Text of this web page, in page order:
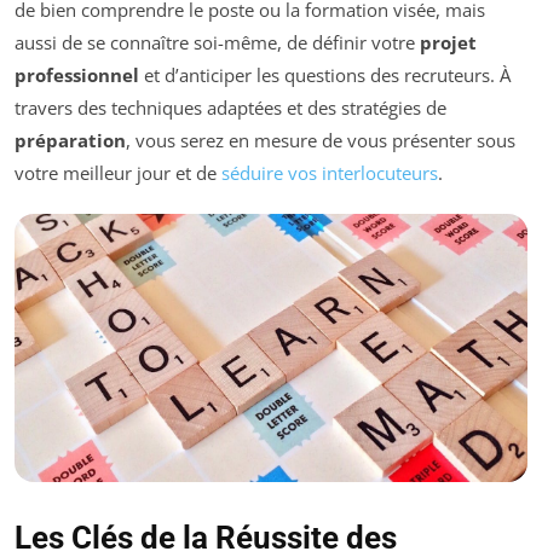
de bien comprendre le poste ou la formation visée, mais
aussi de se connaître soi-même, de définir votre projet
professionnel et d’anticiper les questions des recruteurs. À
travers des techniques adaptées et des stratégies de
préparation, vous serez en mesure de vous présenter sous
votre meilleur jour et de séduire vos interlocuteurs.
Les Clés de la Réussite des